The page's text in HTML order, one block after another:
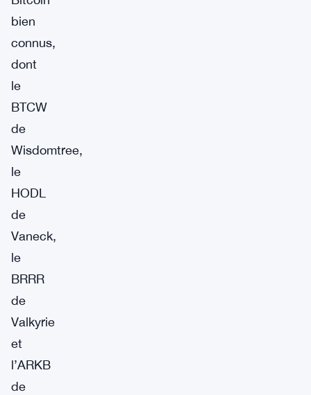
bien
connus,
dont
le
BTCW
de
Wisdomtree,
le
HODL
de
Vaneck,
le
BRRR
de
Valkyrie
et
l’ARKB
de